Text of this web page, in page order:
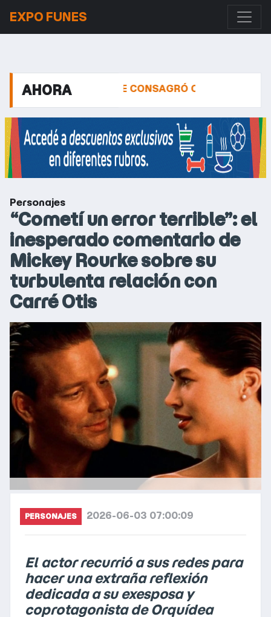
EXPO FUNES
AHORASE CONSAGRÓ CAMPEÓN Y TUVO COMO
Personajes
“Cometí un error terrible”: el
inesperado comentario de
Mickey Rourke sobre su
turbulenta relación con
Carré Otis
PERSONAJES 2026-06-03 07:00:09
El actor recurrió a sus redes para
hacer una extraña reflexión
dedicada a su exesposa y
coprotagonista de Orquídea